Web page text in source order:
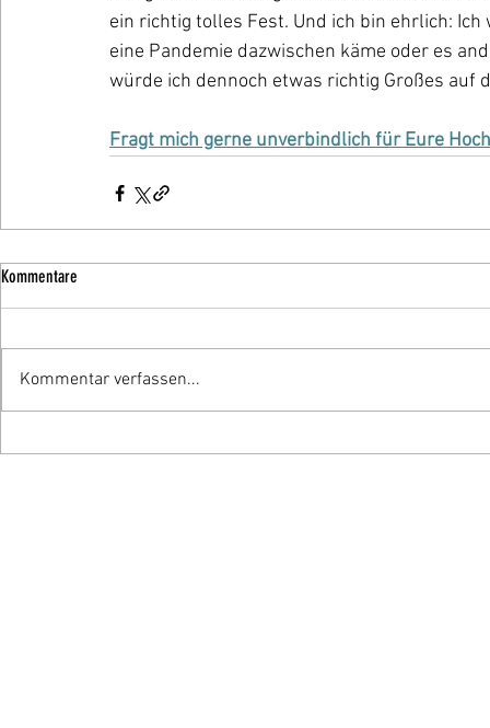
ein richtig tolles Fest. Und ich bin ehrlich:
eine Pandemie dazwischen käme oder es
würde ich dennoch etwas richtig Großes auf
Fragt mich gerne unverbindlich für Eure
Kommentare
Kommentar verfassen...